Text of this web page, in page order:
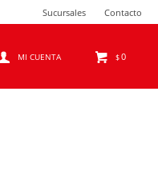
$0
Sucursales Contacto